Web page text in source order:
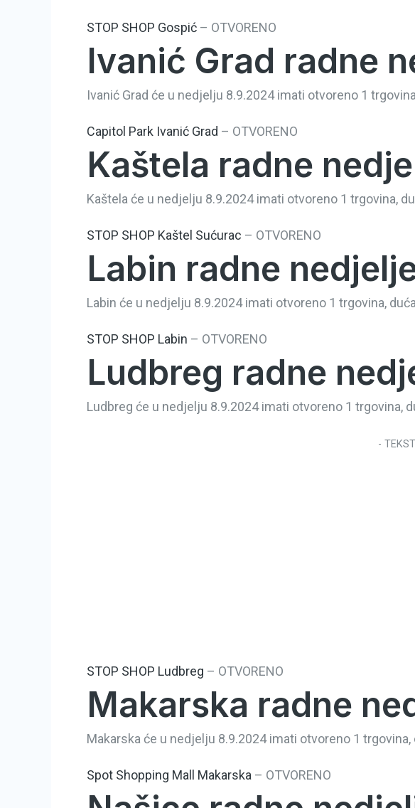
STOP SHOP Gospić – OTVORENO
Ivanić Grad radne
Ivanić Grad će u nedjelju 8.9.2024 imati otvoreno 1
Capitol Park Ivanić Grad – OTVORENO
Kaštela radne
Kaštela će u nedjelju 8.9.2024 imati otvoreno 1 trgovina,
STOP SHOP Kaštel Sućurac – OTVORENO
Labin radne
Labin će u nedjelju 8.9.2024 imati otvoreno 1 trgovina,
STOP SHOP Labin – OTVORENO
Ludbreg radne
Ludbreg će u nedjelju 8.9.2024 imati otvoreno 1 trgovina,
-
STOP SHOP Ludbreg – OTVORENO
Makarska radne
Makarska će u nedjelju 8.9.2024 imati otvoreno 1 trgovina,
Spot Shopping Mall Makarska – OTVORENO